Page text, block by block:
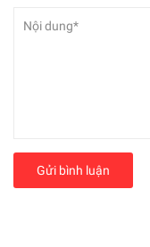
Gửi bình luận